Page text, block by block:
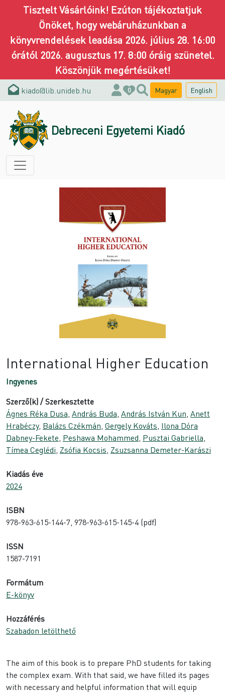
Tisztelt Vásárlóink! Ezúton tájékoztatjuk
Önöket, hogy webáruházunkban a
könyvrendelések leadása 2026. július 28. 16:00
órától 2026. augusztus 17. 8:00 óráig szünetel.
Köszönjük megértésüket!
kiado@lib.unideb.hu 0 Magyar English
Debreceni Egyetemi Kiadó
International Higher Education
Ingyenes
Szerző(k) / Szerkesztette
Ágnes Réka Dusa, András Buda, András István Kun, Anett
Hrabéczy, Balázs Czékmán, Gergely Kováts, Ilona Dóra
Dabney-Fekete, Peshawa Mohammed, Pusztai Gabriella,
Tímea Ceglédi, Zsófia Kocsis, Zsuzsanna Demeter-Karászi
Kiadás éve
2024
ISBN
978-963-615-144-7, 978-963-615-145-4 (pdf)
ISSN
1587-7191
Formátum
E-könyv
Hozzáférés
Szabadon letölthető
The aim of this book is to prepare PhD students for taking
the complex exam. With that said, we have filled its pages
with necessary and helpful information that will equip